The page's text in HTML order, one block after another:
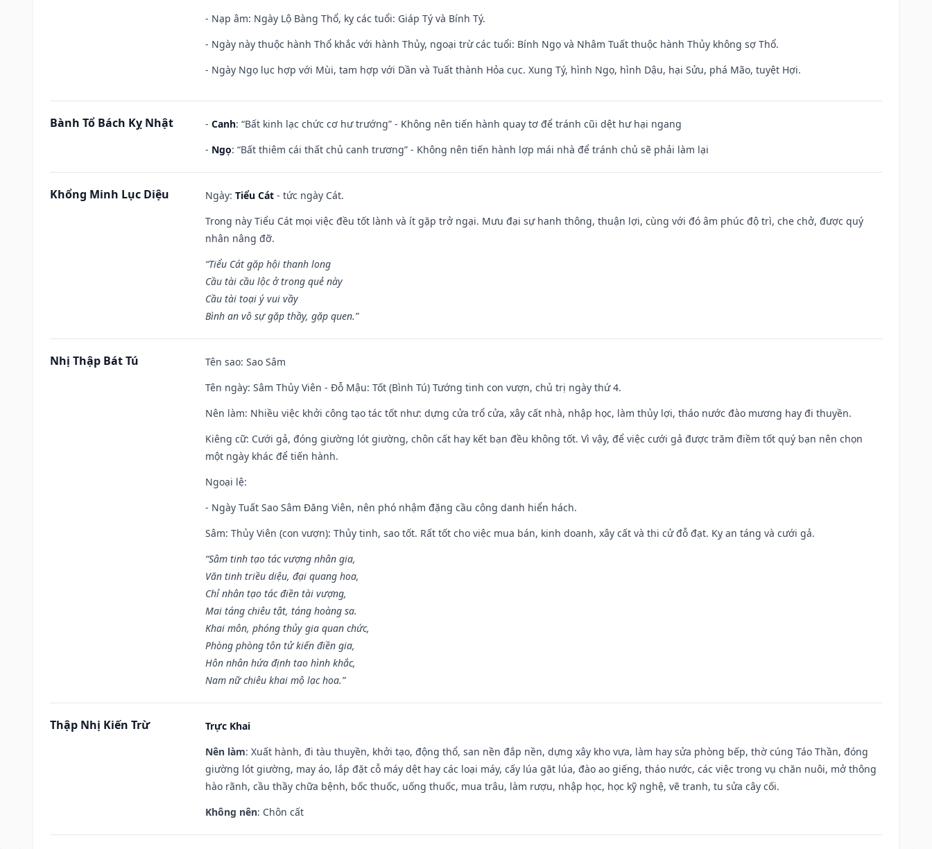
- Nạp âm: Ngày Lộ Bàng Thổ, kỵ các tuổi: Giáp Tý và Bính Tý.
- Ngày này thuộc hành Thổ khắc với hành Thủy, ngoại trừ các tuổi: Bính Ngọ và Nhâm Tuất thuộc hành Thủy không sợ Thổ.
- Ngày Ngọ lục hợp với Mùi, tam hợp với Dần và Tuất thành Hỏa cục. Xung Tý, hình Ngọ, hình Dậu, hại Sửu, phá Mão, tuyệt Hợi.
Bành Tổ Bách Kỵ Nhật - Canh: “Bất kinh lạc chức cơ hư trướng” - Không nên tiến hành quay tơ để tránh cũi dệt hư hại ngang
- Ngọ: “Bất thiêm cái thất chủ canh trương” - Không nên tiến hành lợp mái nhà để tránh chủ sẽ phải làm lại
Khổng Minh Lục Diệu Ngày: Tiểu Cát - tức ngày Cát.
Trong này Tiểu Cát mọi việc đều tốt lành và ít gặp trở ngại. Mưu đại sự hanh thông, thuận lợi, cùng với đó âm phúc độ trì, che chở, được quý
nhân nâng đỡ.
“Tiểu Cát gặp hội thanh long
Cầu tài cầu lộc ở trong quẻ này
Cầu tài toại ý vui vầy
Bình an vô sự gặp thầy, gặp quen.”
Nhị Thập Bát Tú Tên sao: Sao Sâm
Tên ngày: Sâm Thủy Viên - Đỗ Mậu: Tốt (Bình Tú) Tướng tinh con vượn, chủ trị ngày thứ 4.
Nên làm: Nhiều việc khởi công tạo tác tốt như: dựng cửa trổ cửa, xây cất nhà, nhập học, làm thủy lợi, tháo nước đào mương hay đi thuyền.
Kiêng cữ: Cưới gả, đóng giường lót giường, chôn cất hay kết bạn đều không tốt. Vì vậy, để việc cưới gả được trăm điềm tốt quý bạn nên chọn
một ngày khác để tiến hành.
Ngoại lệ:
- Ngày Tuất Sao Sâm Đăng Viên, nên phó nhậm đặng cầu công danh hiển hách.
Sâm: Thủy Viên (con vượn): Thủy tinh, sao tốt. Rất tốt cho việc mua bán, kinh doanh, xây cất và thi cử đỗ đạt. Kỵ an táng và cưới gả.
“Sâm tinh tạo tác vượng nhân gia,
Văn tinh triều diệu, đại quang hoa,
Chỉ nhân tạo tác điền tài vượng,
Mai táng chiêu tật, táng hoàng sa.
Khai môn, phóng thủy gia quan chức,
Phòng phòng tôn tử kiến điền gia,
Hôn nhân hứa định tao hình khắc,
Nam nữ chiêu khai mộ lạc hoa.”
Thập Nhị Kiến Trừ
Trực Khai
Nên làm: Xuất hành, đi tàu thuyền, khởi tạo, động thổ, san nền đắp nền, dựng xây kho vựa, làm hay sửa phòng bếp, thờ cúng Táo Thần, đóng
giường lót giường, may áo, lắp đặt cỗ máy dệt hay các loại máy, cấy lúa gặt lúa, đào ao giếng, tháo nước, các việc trong vụ chăn nuôi, mở thông
hào rãnh, cầu thầy chữa bệnh, bốc thuốc, uống thuốc, mua trâu, làm rượu, nhập học, học kỹ nghệ, vẽ tranh, tu sửa cây cối.
Không nên: Chôn cất